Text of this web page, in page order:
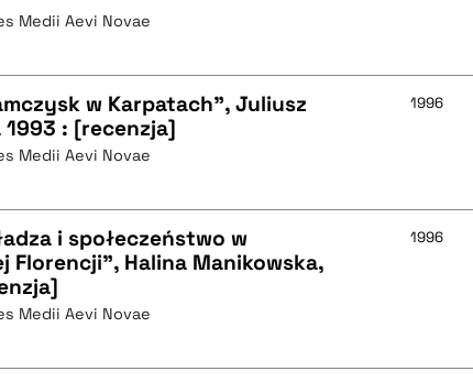
Medii Aevi Novae
w Karpatach", Juliusz
1993 : [recenzja]
Medii Aevi Novae
1996
i społeczeństwo w
Florencji", Halina Manikowska,
Medii Aevi Novae
1996